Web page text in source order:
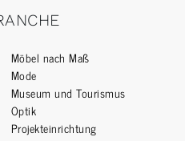
Möbel nach Maß
Mode
Museum und Tourismus
Optik
Projekteinrichtung